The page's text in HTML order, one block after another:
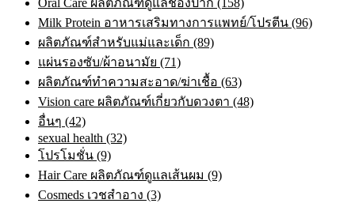
Oral Care ผลิตภัณฑ์ดูแลช่องปาก (158)
Milk Protein อาหารเสริมทางการแพทย์/โปรตีน (96)
ผลิตภัณฑ์สำหรับแม่และเด็ก (89)
แผ่นรองซับ/ผ้าอนามัย (71)
ผลิตภัณฑ์ทําความสะอาด/ฆ่าเชื้อ (63)
Vision care ผลิตภัณฑ์เกี่ยวกับดวงตา (48)
อื่นๆ (42)
sexual health (32)
โปรโมชั่น (9)
Hair Care ผลิตภัณฑ์ดูแลเส้นผม (9)
Cosmeds เวชสําอาง (3)